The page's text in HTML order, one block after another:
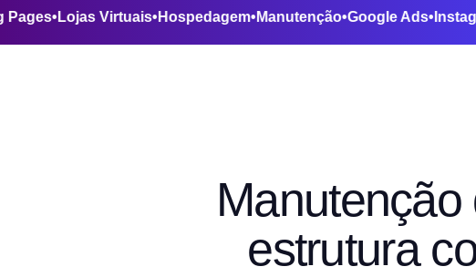
Pages•Lojas Virtuais•Hospedagem•Manutenção•Google Ads•
estrutura